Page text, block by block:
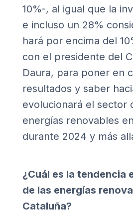
10%-, al igual que la
e incluso un 28%
hará por encima del
con el presidente del
Daura, para poner en
resultados y saber
evolucionará el sector
energías renovables
durante 2024 y más
¿Cuál es la tendencia
de las energías
Cataluña?